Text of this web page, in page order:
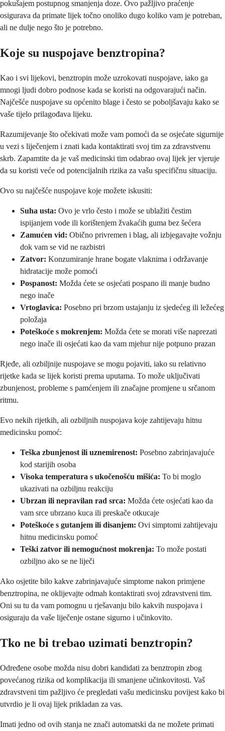
pokušajem postupnog smanjenja doze. Ovo pažljivo praćenje
osigurava da primate lijek točno onoliko dugo koliko vam je potreban,
ali ne dulje nego što je potrebno.
Koje su nuspojave benztropina?
Kao i svi lijekovi, benztropin može uzrokovati nuspojave, iako ga
mnogi ljudi dobro podnose kada se koristi na odgovarajući način.
Najčešće nuspojave su općenito blage i često se poboljšavaju kako se
vaše tijelo prilagođava lijeku.
Razumijevanje što očekivati može vam pomoći da se osjećate sigurnije
u vezi s liječenjem i znati kada kontaktirati svoj tim za zdravstvenu
skrb. Zapamtite da je vaš medicinski tim odabrao ovaj lijek jer vjeruje
da su koristi veće od potencijalnih rizika za vašu specifičnu situaciju.
Ovo su najčešće nuspojave koje možete iskusiti:
Suha usta: Ovo je vrlo često i može se ublažiti čestim
ispijanjem vode ili korištenjem žvakaćih guma bez šećera
Zamućen vid: Obično privremen i blag, ali izbjegavajte vožnju
dok vam se vid ne razbistri
Zatvor: Konzumiranje hrane bogate vlaknima i održavanje
hidratacije može pomoći
Pospanost: Možda ćete se osjećati pospano ili manje budno
nego inače
Vrtoglavica: Posebno pri brzom ustajanju iz sjedećeg ili ležećeg
položaja
Poteškoće s mokrenjem: Možda ćete se morati više naprezati
nego inače ili osjećati kao da vam mjehur nije potpuno prazan
Rjeđe, ali ozbiljnije nuspojave se mogu pojaviti, iako su relativno
rijetke kada se lijek koristi prema uputama. To može uključivati
zbunjenost, probleme s pamćenjem ili značajne promjene u srčanom
ritmu.
Evo nekih rijetkih, ali ozbiljnih nuspojava koje zahtijevaju hitnu
medicinsku pomoć:
Teška zbunjenost ili uznemirenost: Posebno zabrinjavajuće
kod starijih osoba
Visoka temperatura s ukočenošću mišića: To bi moglo
ukazivati na ozbiljnu reakciju
Ubrzan ili nepravilan rad srca: Možda ćete osjećati kao da
vam srce ubrzano kuca ili preskače otkucaje
Poteškoće s gutanjem ili disanjem: Ovi simptomi zahtijevaju
hitnu medicinsku pomoć
Teški zatvor ili nemogućnost mokrenja: To može postati
ozbiljno ako se ne liječi
Ako osjetite bilo kakve zabrinjavajuće simptome nakon primjene
benztropina, ne oklijevajte odmah kontaktirati svoj zdravstveni tim.
Oni su tu da vam pomognu u rješavanju bilo kakvih nuspojava i
osiguraju da vaše liječenje ostane sigurno i učinkovito.
Tko ne bi trebao uzimati benztropin?
Određene osobe možda nisu dobri kandidati za benztropin zbog
povećanog rizika od komplikacija ili smanjene učinkovitosti. Vaš
zdravstveni tim pažljivo će pregledati vašu medicinsku povijest kako bi
utvrdio je li ovaj lijek prikladan za vas.
Imati jedno od ovih stanja ne znači automatski da ne možete primati